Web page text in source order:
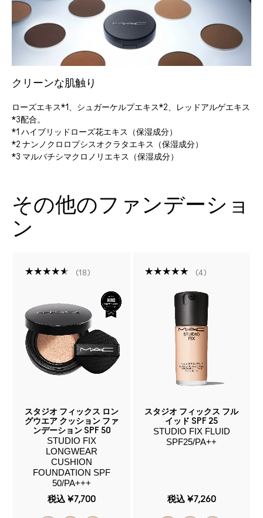
クリーンな肌触り
ローズエキス*1、シュガーケルプエキス*2、レッドアルゲエキス
*3配合。
*1 ハイブリッドローズ花エキス（保湿成分）
*2 ナンノクロロプシスオクラタエキス（保湿成分）
*3 マルバチシマクロノリエキス（保湿成分）
その他のファンデーショ
ン
18
スタジオ フィックス ロン
グウエア クッション ファ
ンデーション SPF 50
STUDIO FIX
LONGWEAR
CUSHION
FOUNDATION SPF
50/PA+++
税込 ¥7,700
4
スタジオ フィックス フル
イッド SPF 25
STUDIO FIX FLUID
SPF25/PA++
税込 ¥7,260